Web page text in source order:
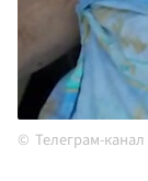
Телеграм-канал